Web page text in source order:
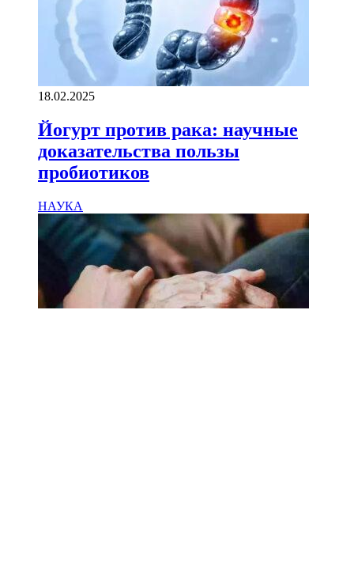
18.02.2025
Йогурт против рака: научные
доказательства пользы
пробиотиков
НАУКА